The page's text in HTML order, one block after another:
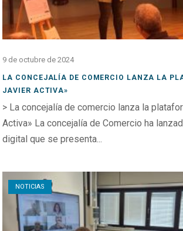
9 de octubre de 2024
LA CONCEJALÍA DE COMERCIO LANZA LA
JAVIER ACTIVA»
> La concejalía de comercio lanza la
Activa» La concejalía de Comercio ha
digital que se presenta...
NOTICIAS
Open post